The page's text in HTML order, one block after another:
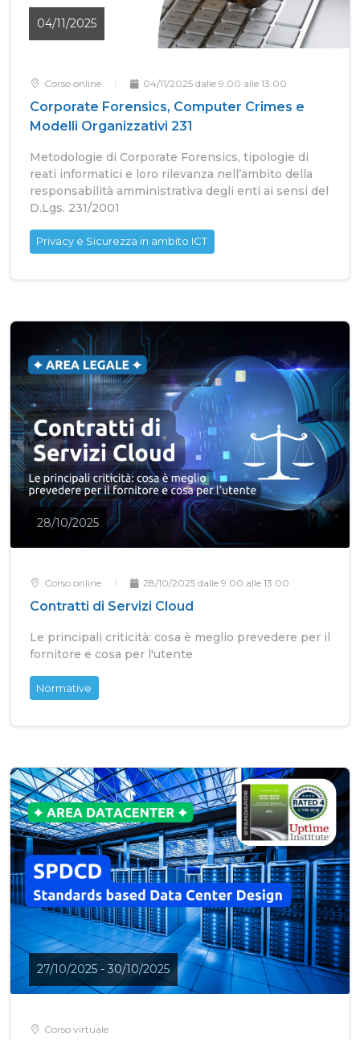
04/11/2025
Corso online 04/11/2025 dalle 9.00 alle 13.00
Corporate Forensics, Computer Crimes e
Modelli Organizzativi 231
Metodologie di Corporate Forensics, tipologie di
reati informatici e loro rilevanza nell’ambito della
responsabilità amministrativa degli enti ai sensi del
D.Lgs. 231/2001
Privacy e Sicurezza in ambito ICT
28/10/2025
Corso online 28/10/2025 dalle 9.00 alle 13.00
Contratti di Servizi Cloud
Le principali criticità: cosa è meglio prevedere per il
fornitore e cosa per l'utente
Normative
27/10/2025 - 30/10/2025
Corso virtuale